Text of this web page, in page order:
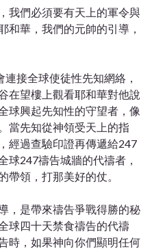
我們必須要有天上的軍令與
和華，我們的元帥的引導，
接全球使徒性先知網絡，
在望樓上觀看耶和華對他說
球興起先知性的守望者，像
當先知從神領受天上的指
經過查驗印證再傳遞給247
球247禱告城牆的代禱者，
帶領，打那美好的仗。
，是帶來禱告爭戰得勝的秘
球四十天禁食禱告的代禱
時，如果神向你們顯明任何